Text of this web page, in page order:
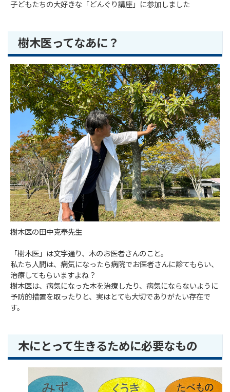
子どもたちの大好きな「どんぐり講座」に参加しました
樹木医ってなあに？
樹木医の田中克奉先生
「樹木医」は文字通り、木のお医者さんのこと。
私たち人間は、病気になったら病院でお医者さんに診てもらい、
治療してもらいますよね？
樹木医は、病気になった木を治療したり、病気にならないように
予防的措置を取ったりと、実はとても大切でありがたい存在で
す。
木にとって生きるために必要なもの